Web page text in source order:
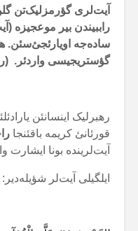
آیت‌لری گؤرمزلیک‌تن
راببیندن بیر موعجیزە
سادەجە اویارئجئ‌سئن.
گؤستریجیسی واردئر.
رهبرلیک اینسانئن
قورئانئ کریمە باقئنجا
آیت‌لریندە بونا ایشارت
ایلگیلی آیت‌لر شؤیلەدیر: